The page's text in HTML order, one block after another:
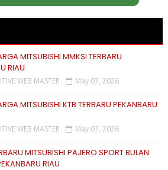
MITSUBISHI MMKSI TERBARU
RIAU
WEB MASTER May 07, 2026
MITSUBISHI KTB TERBARU PEKANBARU
WEB MASTER May 07, 2026
MITSUBISHI PAJERO SPORT BULAN
RIAU